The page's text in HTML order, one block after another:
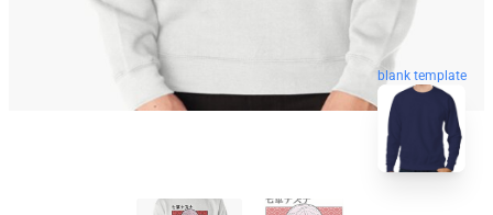
blank template